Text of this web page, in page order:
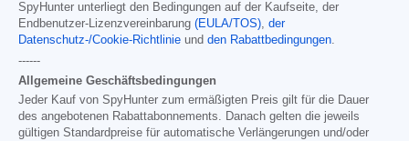
SpyHunter unterliegt den Bedingungen auf der Kaufseite, der
Endbenutzer-Lizenzvereinbarung (EULA/TOS), der
Datenschutz-/Cookie-Richtlinie und den Rabattbedingungen.
------
Allgemeine Geschäftsbedingungen
Jeder Kauf von SpyHunter zum ermäßigten Preis gilt für die Dauer
des angebotenen Rabattabonnements. Danach gelten die jeweils
gültigen Standardpreise für automatische Verlängerungen und/oder